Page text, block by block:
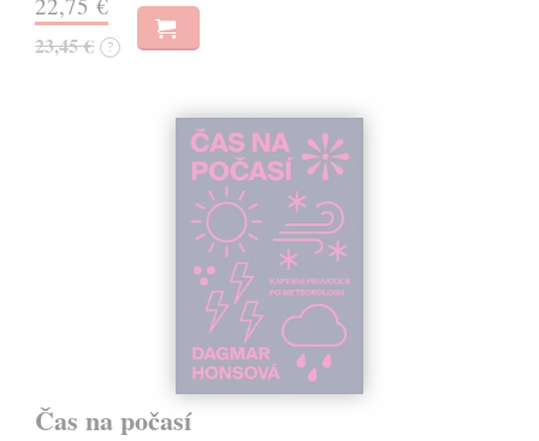
23,45 € ?
Čas na počasí